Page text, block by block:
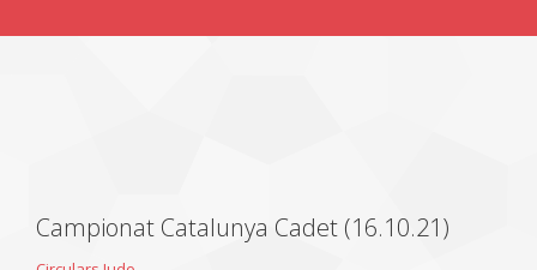
Campionat Catalunya Cadet (16.10.21)